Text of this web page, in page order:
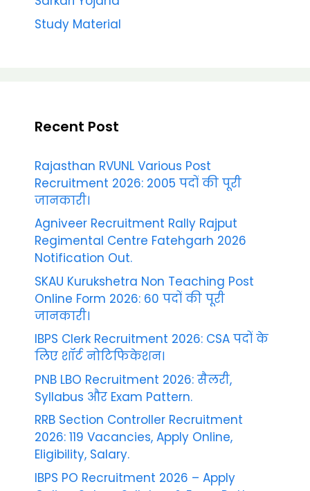
Study Material
Recent Post
Rajasthan RVUNL Various Post
Recruitment 2026: 2005 पदों की पूरी
जानकारी।
Agniveer Recruitment Rally Rajput
Regimental Centre Fatehgarh 2026
Notification Out.
SKAU Kurukshetra Non Teaching Post
Online Form 2026: 60 पदों की पूरी
जानकारी।
IBPS Clerk Recruitment 2026: CSA पदों के
लिए शॉर्ट नोटिफिकेशन।
PNB LBO Recruitment 2026: सैलरी,
Syllabus और Exam Pattern.
RRB Section Controller Recruitment
2026: 119 Vacancies, Apply Online,
Eligibility, Salary.
IBPS PO Recruitment 2026 – Apply